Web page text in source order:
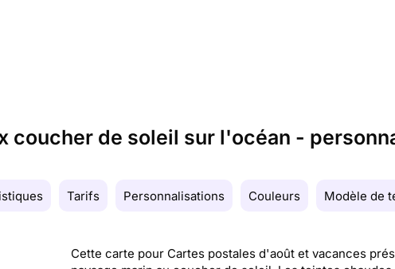
coucher de soleil sur l'océan -
Tarifs Personnalisations Couleurs Modèle de
Cette carte pour Cartes postales d'août et vacances